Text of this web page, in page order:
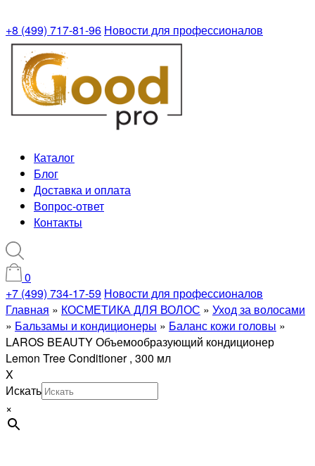
+8 (499) 717-81-96 Новости для профессионалов
Каталог
Блог
Доставка и оплата
Вопрос-ответ
Контакты
0
+7 (499) 734-17-59 Новости для профессионалов
Главная » КОСМЕТИКА ДЛЯ ВОЛОС » Уход за волосами
» Бальзамы и кондиционеры » Баланс кожи головы »
LAROS BEAUTY Объемообразующий кондиционер
Lemon Tree Conditioner , 300 мл
X
Искать
×